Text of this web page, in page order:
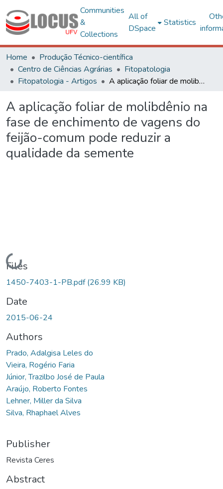
Communities
&
Collections
All of
DSpace
Statistics
Home
Produção Técnico-científica
Centro de Ciências Agrárias
Fitopatologia
Fitopatologia - Artigos
A aplicação foliar de molibdênio na fase de enchimento de vagens do feijão-comum pode reduzir a qualidade da semente
A aplicação foliar de molibdênio na
fase de enchimento de vagens do
feijão-comum pode reduzir a
qualidade da semente
Loading...
Files
1450-7403-1-PB.pdf(26.99 KB)
Date
2015-06-24
Authors
Prado, Adalgisa Leles do
Vieira, Rogério Faria
Júnior, Trazilbo José de Paula
Araújo, Roberto Fontes
Lehner, Miller da Silva
Silva, Rhaphael Alves
Publisher
Revista Ceres
Abstract